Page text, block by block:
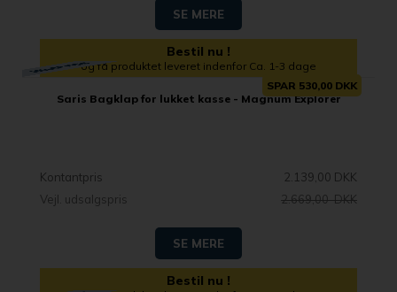
SE MERE
SPAR 530,00 DKK
Bestil nu !
og få produktet leveret indenfor Ca. 1-3 dage
Saris Bagklap for lukket kasse - Magnum Explorer
Kontantpris
2.139,00 DKK
Vejl. udsalgspris
2.669,00 DKK
SE MERE
Bestil nu !